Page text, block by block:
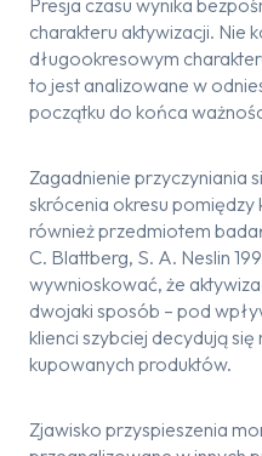
Presja czasu wynika
charakteru aktywizacji. Nie
długookresowym
to jest analizowane w
początku do końca
Zagadnienie przyczyniania
skrócenia okresu pomiędzy
również przedmiotem
C. Blattberg, S. A. Neslin
wywnioskować, że
dwojaki sposób – pod
klienci szybciej decydują
kupowanych produktów.
Zjawisko przyspieszenia